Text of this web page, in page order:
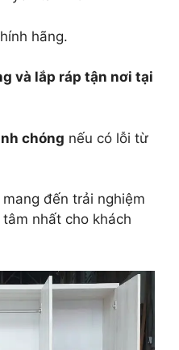
hãng.
và lắp ráp tận nơi tại
chóng nếu có lỗi từ
mang đến trải nghiệm
nhất cho khách